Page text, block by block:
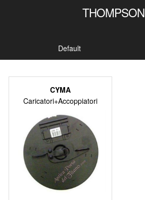
THOMPSON
CYMA
Caricatori+Accoppiatori